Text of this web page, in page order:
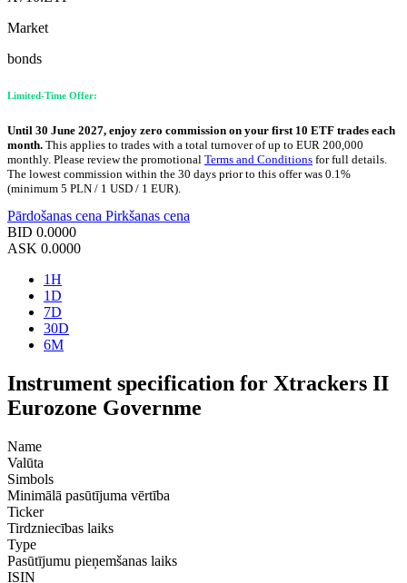
Market
bonds
Limited-Time Offer:
Until 30 June 2027, enjoy zero commission on your first 10 ETF trades each
month. This applies to trades with a total turnover of up to EUR 200,000
monthly. Please review the promotional Terms and Conditions for full details.
The lowest commission within the 30 days prior to this offer was 0.1%
(minimum 5 PLN / 1 USD / 1 EUR).
Pārdošanas cena Pirkšanas cena
BID 0.0000
ASK 0.0000
1H
1D
7D
30D
6M
Instrument specification for Xtrackers II
Eurozone Governme
Name
Valūta
Simbols
Minimālā pasūtījuma vērtība
Ticker
Tirdzniecības laiks
Type
Pasūtījumu pieņemšanas laiks
ISIN